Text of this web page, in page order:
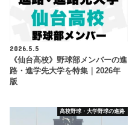
2026.5.5
《仙台高校》野球部メンバーの進
路・進学先大学を特集｜2026年
版
高校野球・大学野球の進路